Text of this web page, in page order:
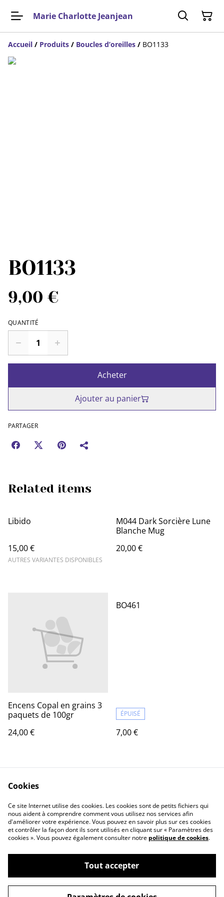
Marie Charlotte Jeanjean
Accueil / Produits / Boucles d’oreilles / BO1133
BO1133
9,00 €
QUANTITÉ
Acheter
Ajouter au panier
PARTAGER
Related items
Libido
15,00 €
AUTRES VARIANTES DISPONIBLES
M044 Dark Sorcière Lune
Blanche Mug
20,00 €
Encens Copal en grains 3
paquets de 100gr
24,00 €
BO461
ÉPUISÉ
7,00 €
Contact Us
Legal Terms
Privacy Policy
Cookie Policy
©2026Marie Charlotte Jeanjean
Cookies
Ce site Internet utilise des cookies. Les cookies sont de petits fichiers qui
nous aident à comprendre comment vous utilisez nos services afin
d'améliorer votre expérience. Vous pouvez en savoir plus sur ces cookies
et contrôler la façon dont ils sont utilisés en cliquant sur « Paramètres des
cookies ». Vous pouvez également consulter notre politique de cookies.
Tout accepter